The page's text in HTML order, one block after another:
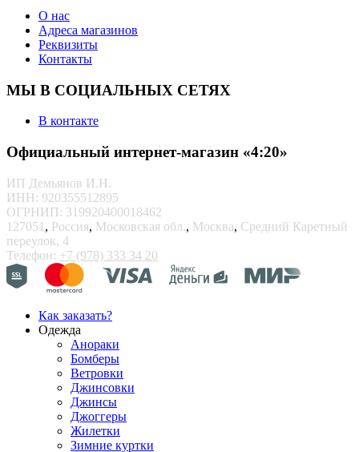
О нас
Адреса магазинов
Реквизиты
Контакты
МЫ В СОЦИАЛЬНЫХ СЕТЯХ
В контакте
Официальный интернет-магазин «4:20»
ИП Демьянов И.Н.
ИНН: 920355512895
ОГРНИП: 319920400018462
127051 , Россия, Московская обл., Москва, Средний Каретный
переулок, 4
Телефон: +7 (978) 333 34 20
Как заказать?
Одежда
Анораки
Бомберы
Ветровки
Джинсовки
Джинсы
Джоггеры
Жилетки
Зимние куртки